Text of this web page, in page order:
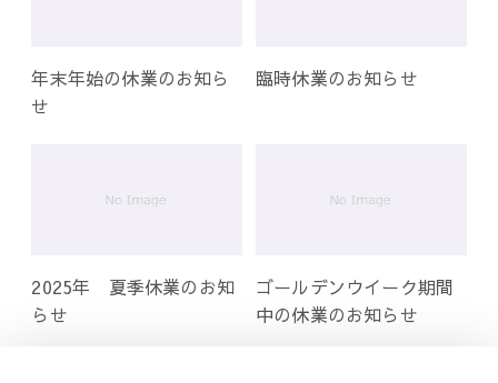
年末年始の休業のお知ら
せ
臨時休業のお知らせ
2025年 夏季休業のお知
らせ
ゴールデンウイーク期間
中の休業のお知らせ